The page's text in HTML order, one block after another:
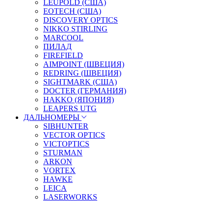
LEUPOLD (США)
EOTECH (США)
DISCOVERY OPTICS
NIKKO STIRLING
MARCOOL
ПИЛАД
FIREFIELD
AIMPOINT (ШВЕЦИЯ)
REDRING (ШВЕЦИЯ)
SIGHTMARK (США)
DOCTER (ГЕРМАНИЯ)
HAKKO (ЯПОНИЯ)
LEAPERS UTG
ДАЛЬНОМЕРЫ
SIBHUNTER
VECTOR OPTICS
VICTOPTICS
STURMAN
ARKON
VORTEX
HAWKE
LEICA
LASERWORKS